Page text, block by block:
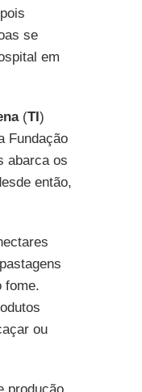
se
em
(TI)
Fundação
abarca os
então,
fome.
ou